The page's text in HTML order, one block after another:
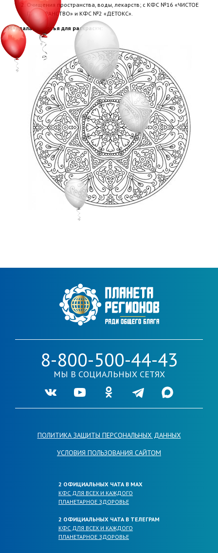
Очищения пространства, воды, лекарств; с КФС №16 «ЧИСТОЕ
ПРОСТРАНСТВО» и КФС №2 «ДЕТОКС».
Мандала здоровья для раскраски:
8-800-500-44-43
МЫ В СОЦИАЛЬНЫХ СЕТЯХ
Ссылка на нашу группу во VKontakte
Ссылка на наш канал в Youtube
Ссылка на нашу группу в
Ссылка на наш канал в
Ссылка на наш
ПОЛИТИКА ЗАЩИТЫ ПЕРСОНАЛЬНЫХ ДАННЫХ
УСЛОВИЯ ПОЛЬЗОВАНИЯ САЙТОМ
2 ОФИЦИАЛЬНЫХ ЧАТА В МАХ
КФС ДЛЯ ВСЕХ И КАЖДОГО
ПЛАНЕТАРНОЕ ЗДОРОВЬЕ
2 ОФИЦИАЛЬНЫХ ЧАТА В ТЕЛЕГРАМ
КФС ДЛЯ ВСЕХ И КАЖДОГО
ПЛАНЕТАРНОЕ ЗДОРОВЬЕ